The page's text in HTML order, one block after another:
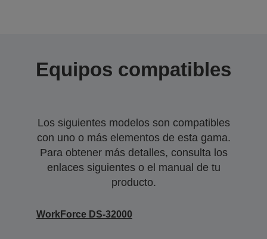
Equipos compatibles
Los siguientes modelos son compatibles
con uno o más elementos de esta gama.
Para obtener más detalles, consulta los
enlaces siguientes o el manual de tu
producto.
WorkForce DS-32000